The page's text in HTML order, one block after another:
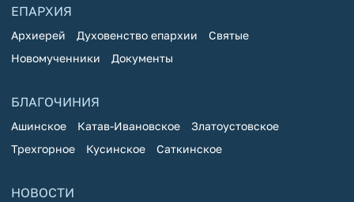
ЕПАРХИЯ
Архиерей Духовенство епархии
Святые
Новомученники
Документы
БЛАГОЧИНИЯ
Ашинское Катав-Ивановское
Златоустовское
Трехгорное
Кусинское Саткинское
НОВОСТИ